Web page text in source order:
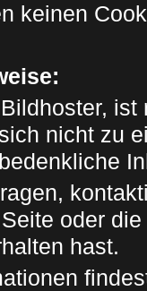
keinen
nicht zu
oder
hast.